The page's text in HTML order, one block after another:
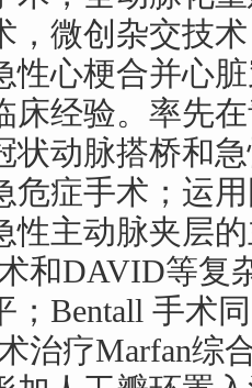
，微创杂交技
性心梗合并心
床经验。率先
状动脉搭桥和
危症手术；运
性主动脉夹层
和DAVID等复
；Bentall 手术
治疗Marfan综